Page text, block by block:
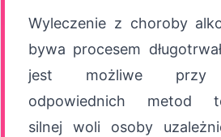
Wyleczenie z choroby
bywa procesem
jest możliwe przy
odpowiednich metod
silnej woli osoby